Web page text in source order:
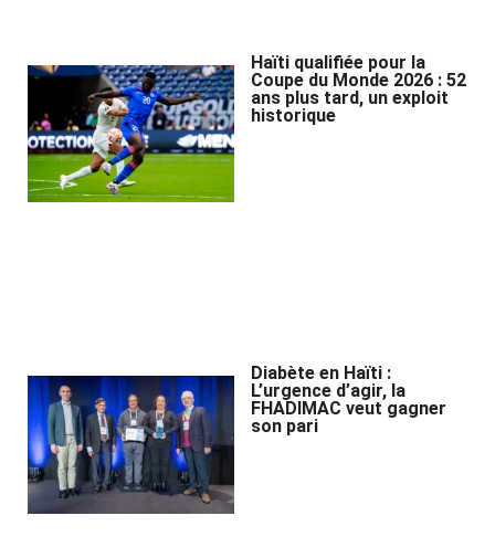
Haïti qualifiée pour la
Coupe du Monde 2026 : 52
ans plus tard, un exploit
historique
Diabète en Haïti :
L’urgence d’agir, la
FHADIMAC veut gagner
son pari